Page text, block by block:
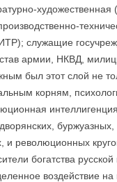
художественная
служащие
армии, НКВД,
был этот слой не
корням,
и революционных
богатства русской
воздействие на